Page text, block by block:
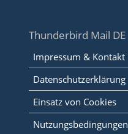
Thunderbird Mail DE
Impressum & Kontakt
Datenschutzerklärung
Einsatz von Cookies
Nutzungsbedingungen